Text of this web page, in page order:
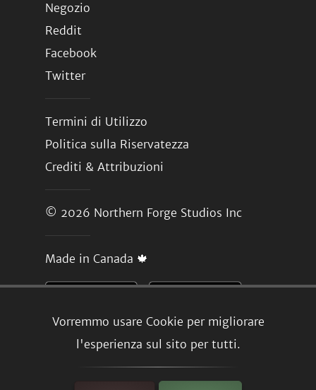
Vorremmo usare Cookie per migliorare
l'esperienza sul sito per tutti.
Negozio
Reddit
Facebook
Twitter
Termini di Utilizzo
Politica sulla Riservatezza
Crediti & Attribuzioni
© 2026 Northern Forge Studios Inc
Made in Canada 🍁